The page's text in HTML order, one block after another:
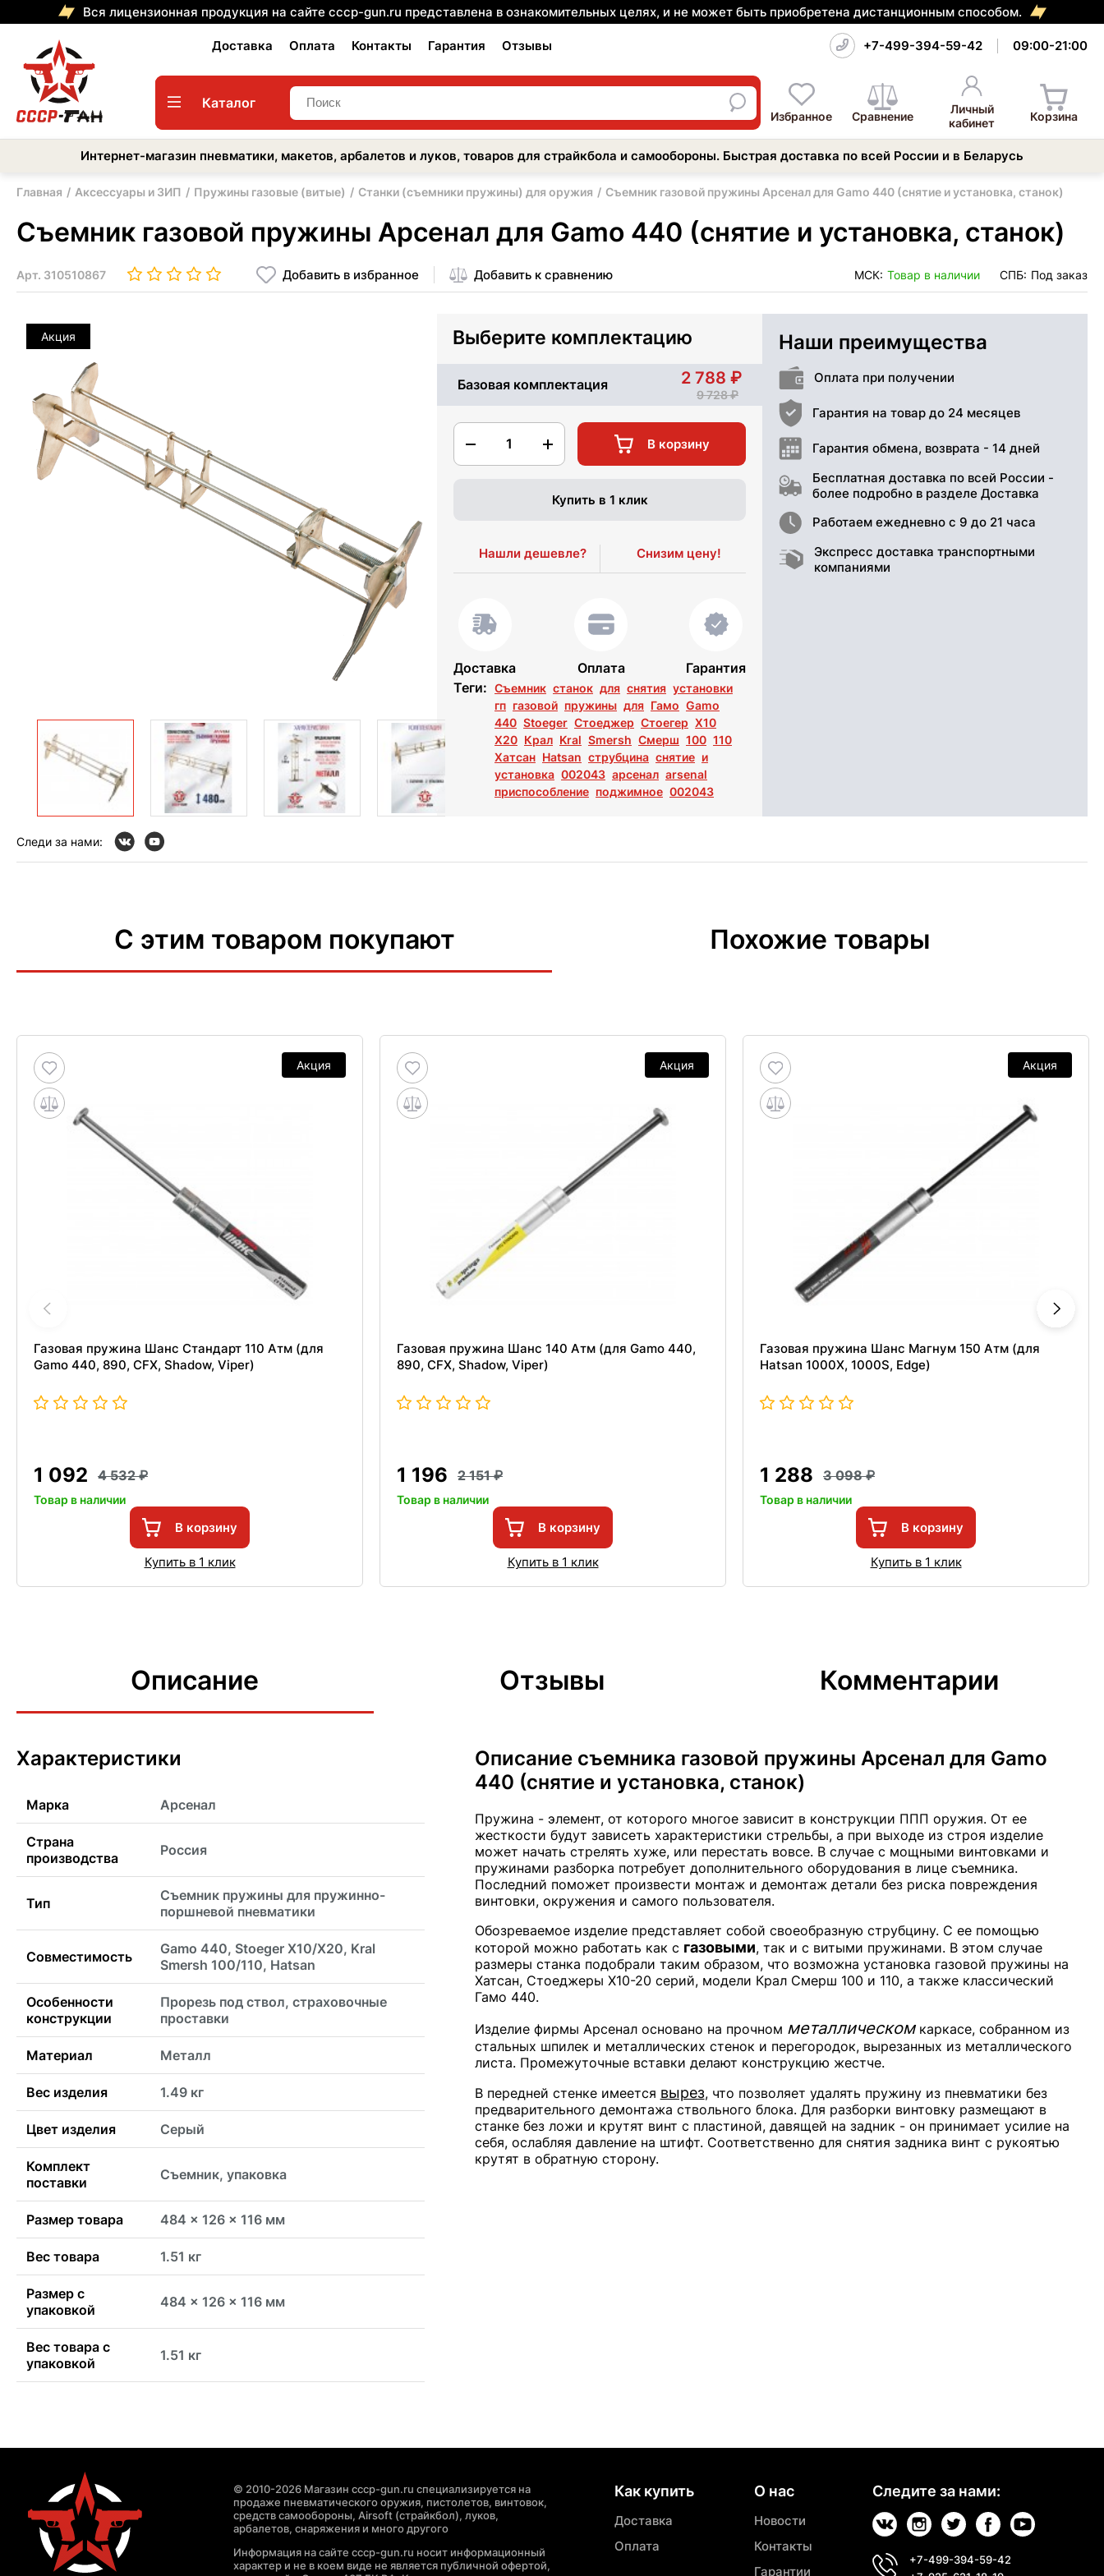
Вся лицензионная продукция на сайте cccp-gun.ru представлена в ознакомительных целях, и не может быть приобретена дистанционным способом.
Доставка Оплата Контакты Гарантия Отзывы +7-499-394-59-42 09:00-21:00
Каталог
Избранное Сравнение
Личный
кабинет
Корзина
Интернет-магазин пневматики, макетов, арбалетов и луков, товаров для страйкбола и самообороны. Быстрая доставка по всей России и в Беларусь
Главная Аксессуары и ЗИП Пружины газовые (витые) Станки (съемники пружины) для оружия Съемник газовой пружины Арсенал для Gamo 440 (снятие и установка, станок)
Съемник газовой пружины Арсенал для Gamo 440 (снятие и установка, станок)
Арт. 310510867 Добавить в избранное Добавить к сравнению МСК: Товар в наличии СПБ: Под заказ
Акция Выберите комплектацию
Базовая комплектация 2 788
9 728
1 В корзину
Купить в 1 клик
Нашли дешевле? Снизим цену!
Доставка Оплата
Гарантия
Теги: Съемник станок для снятия установки
гп газовой пружины для Гамо Gamo
440 Stoeger Стоеджер Стоегер X10
X20 Крал Kral Smersh Смерш 100 110
Хатсан Hatsan струбцина снятие и
установка 002043 арсенал arsenal
приспособление поджимное 002043
Наши преимущества
Оплата при получении
Гарантия на товар до 24 месяцев
Гарантия обмена, возврата - 14 дней
Бесплатная доставка по всей России -
более подробно в разделе Доставка
Работаем ежедневно с 9 до 21 часа
Экспресс доставка транспортными
компаниями
Следи за нами:
С этим товаром покупают Похожие товары
Акция
Газовая пружина Шанс Стандарт 110 Атм (для
Gamo 440, 890, CFX, Shadow, Viper)
1 092 4 532
Товар в наличии
В корзину
Купить в 1 клик
Акция
Газовая пружина Шанс 140 Атм (для Gamo 440,
890, CFX, Shadow, Viper)
1 196 2 151
Товар в наличии
В корзину
Купить в 1 клик
Акция
Газовая пружина Шанс Магнум 150 Атм (для
Hatsan 1000X, 1000S, Edge)
1 288 3 098
Товар в наличии
В корзину
Купить в 1 клик
Описание Отзывы Комментарии
Характеристики
Марка Арсенал
Страна
производства
Россия
Тип
Съемник пружины для пружинно-
поршневой пневматики
Совместимость
Gamo 440, Stoeger X10/X20, Kral
Smersh 100/110, Hatsan
Особенности
конструкции
Прорезь под ствол, страховочные
проставки
Материал Металл
Вес изделия 1.49 кг
Цвет изделия Серый
Комплект
поставки
Съемник, упаковка
Размер товара 484 x 126 x 116 мм
Вес товара 1.51 кг
Размер с
упаковкой
484 x 126 x 116 мм
Вес товара с
упаковкой
1.51 кг
Описание съемника газовой пружины Арсенал для Gamo
440 (снятие и установка, станок)
Пружина - элемент, от которого многое зависит в конструкции ППП оружия. От ее
жесткости будут зависеть характеристики стрельбы, а при выходе из строя изделие
может начать стрелять хуже, или перестать вовсе. В случае с мощными винтовками и
пружинами разборка потребует дополнительного оборудования в лице съемника.
Последний поможет произвести монтаж и демонтаж детали без риска повреждения
винтовки, окружения и самого пользователя.
Обозреваемое изделие представляет собой своеобразную струбцину. С ее помощью
которой можно работать как с газовыми, так и с витыми пружинами. В этом случае
размеры станка подобрали таким образом, что возможна установка газовой пружины на
Хатсан, Стоеджеры Х10-20 серий, модели Крал Смерш 100 и 110, а также классический
Гамо 440.
Изделие фирмы Арсенал основано на прочном металлическомкаркасе, собранном из
стальных шпилек и металлических стенок и перегородок, вырезанных из металлического
листа. Промежуточные вставки делают конструкцию жестче.
В передней стенке имеется вырез, что позволяет удалять пружину из пневматики без
предварительного демонтажа ствольного блока. Для разборки винтовку размещают в
станке без ложи и крутят винт с пластиной, давящей на задник - он принимает усилие на
себя, ослабляя давление на штифт. Соответственно для снятия задника винт с рукоятью
крутят в обратную сторону.
© 2010-2026 Магазин cccp-gun.ru специализируется на
продаже пневматического оружия, пистолетов, винтовок,
средств самообороны, Airsoft (страйкбол), луков,
арбалетов, снаряжения и много другого
Информация на сайте cccp-gun.ru носит информационный
характер и не в коем виде не является публичной офертой,
Как купить
Доставка
Оплата
О нас
Новости
Контакты
Гарантии
Следите за нами:
+7-499-394-59-42